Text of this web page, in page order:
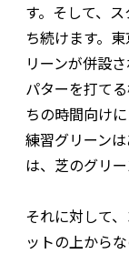
す。そして、
ち続けます。
リーンが併設
パターを打て
ちの時間向け
練習グリーン
は、芝のグリ
それに対して
ットの上から